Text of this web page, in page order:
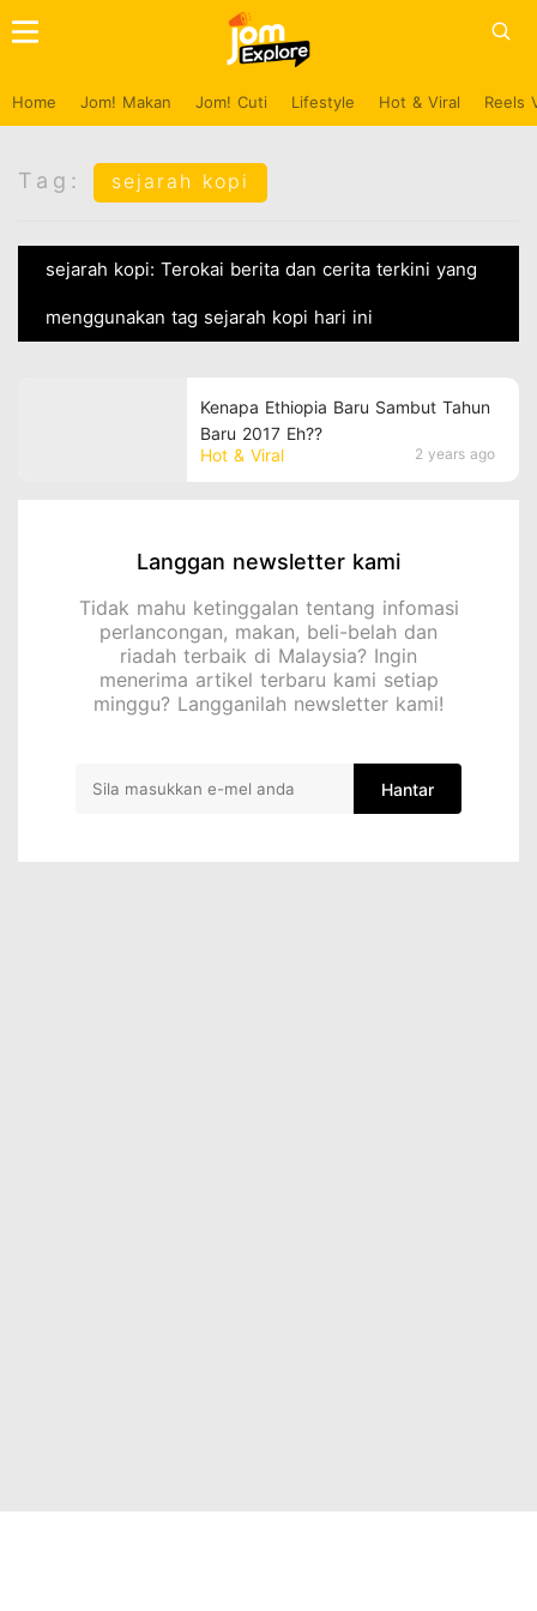
Home Jom! Makan Jom! Cuti Lifestyle Hot & Viral Reels
Tag: sejarah kopi
sejarah kopi: Terokai berita dan cerita terkini yang
menggunakan tag sejarah kopi hari ini
Hot & Viral 2 years ago
Kenapa Ethiopia Baru Sambut Tahun
Baru 2017 Eh??
Langgan newsletter kami
Tidak mahu ketinggalan tentang infomasi
perlancongan, makan, beli-belah dan
riadah terbaik di Malaysia? Ingin
menerima artikel terbaru kami setiap
minggu? Langganilah newsletter kami!
Hantar